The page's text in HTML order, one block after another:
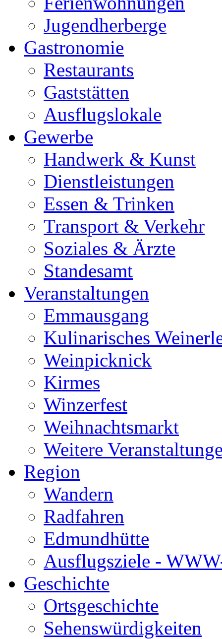
Jugendherberge
Gastronomie
Restaurants
Gaststätten
Ausflugslokale
Gewerbe
Handwerk & Kunst
Dienstleistungen
Essen & Trinken
Transport & Verkehr
Soziales & Ärzte
Standesamt
Veranstaltungen
Emmausgang
Kulinarisches
Weinpicknick
Kirmes
Winzerfest
Weihnachtsmarkt
Weitere
Region
Wandern
Radfahren
Edmundhütte
Ausflugsziele -
Geschichte
Ortsgeschichte
Sehenswürdigkeiten